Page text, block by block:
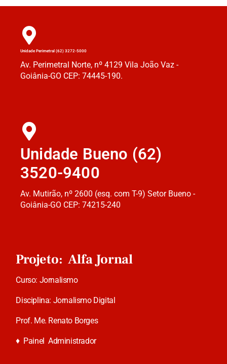
Unidade Perimetral (62) 3272-5000
Av. Perimetral Norte, nº 4129 Vila João Vaz -
Goiânia-GO CEP: 74445-190.
Unidade Bueno (62)
3520-9400
Av. Mutirão, nº 2600 (esq. com T-9) Setor Bueno -
Goiânia-GO CEP: 74215-240
Projeto: Alfa Jornal
Curso: Jornalismo
Disciplina: Jornalismo Digital
Prof. Me. Renato Borges
♦ Painel Administrador